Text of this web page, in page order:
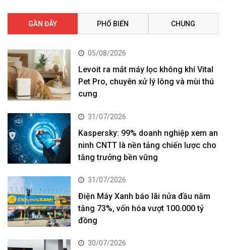
GẦN ĐÂY PHỔ BIẾN CHUNG
05/08/2026
Levoit ra mắt máy lọc không khí Vital
Pet Pro, chuyên xử lý lông và mùi thú
cưng
31/07/2026
Kaspersky: 99% doanh nghiệp xem an
ninh CNTT là nền tảng chiến lược cho
tăng trưởng bền vững
31/07/2026
Điện Máy Xanh báo lãi nửa đầu năm
tăng 73%, vốn hóa vượt 100.000 tỷ
đồng
30/07/2026